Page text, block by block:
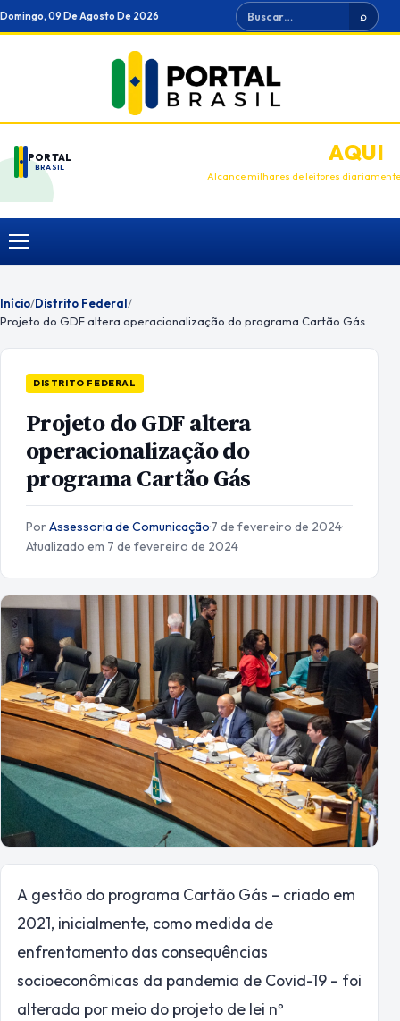
Ir
para
Domingo, 09 De Agosto De 2026 Buscar ⌕
PORTAL
BRASIL
ANUNCIEAQUI
Alcance milhares de leitores diariamente
Menu
Início/Distrito Federal/
Projeto do GDF altera operacionalização do programa Cartão Gás
DISTRITO FEDERAL
Projeto do GDF altera
operacionalização do
programa Cartão Gás
PorAssessoria de Comunicação·7 de fevereiro de 2024·
Atualizado em 7 de fevereiro de 2024
A gestão do programa Cartão Gás – criado em
2021, inicialmente, como medida de
enfrentamento das consequências
socioeconômicas da pandemia de Covid-19 – foi
alterada por meio do projeto de lei nº